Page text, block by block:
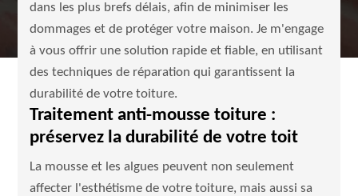
dans les plus brefs délais, afin de minimiser les
dommages et de protéger votre maison. Je m'engage
à vous offrir une solution rapide et fiable, en utilisant
des techniques de réparation qui garantissent la
durabilité de votre toiture.
Traitement anti-mousse toiture :
préservez la durabilité de votre toit
La mousse et les algues peuvent non seulement
affecter l'esthétisme de votre toiture, mais aussi sa